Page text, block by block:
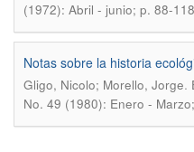
(1972): Abril - junio; p. 88-118
Notas sobre la historia
Gligo, Nicolo; Morello, Jorge.
No. 49 (1980): Enero -